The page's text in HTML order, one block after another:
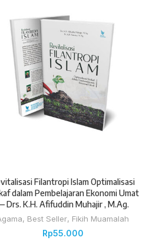
Filantropi Islam Optimalisasi
dalam Pembelajaran Ekonomi Umat
Drs. K.H. Afifuddin Muhajir , M.Ag.
, Best Seller, Fikih Muamalah
Rp55.000